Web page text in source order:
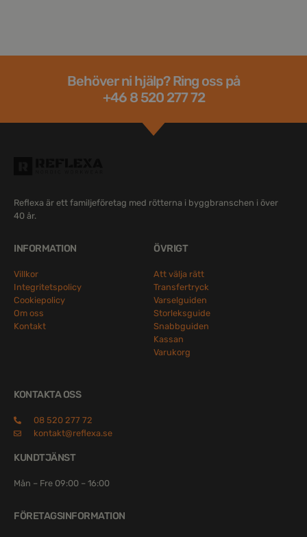
Behöver ni hjälp? Ring oss på
+46 8 520 277 72
Reflexa är ett familjeföretag med rötterna i byggbranschen i över
40 år.
INFORMATION
Villkor
Integritetspolicy
Cookiepolicy
Om oss
Kontakt
ÖVRIGT
Att välja rätt
Transfertryck
Varselguiden
Storleksguide
Snabbguiden
Kassan
Varukorg
KONTAKTA OSS
08 520 277 72
kontakt@reflexa.se
KUNDTJÄNST
Mån – Fre 09:00 – 16:00
FÖRETAGSINFORMATION